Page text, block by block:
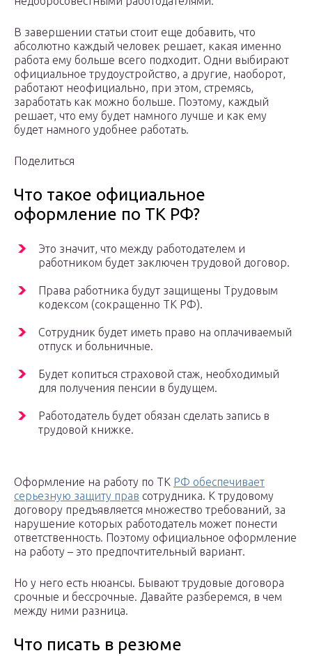
В завершении статьи стоит еще добавить, что
абсолютно каждый человек решает, какая именно
работа ему больше всего подходит. Одни выбирают
официальное трудоустройство, а другие, наоборот,
работают неофициально, при этом, стремясь,
заработать как можно больше. Поэтому, каждый
решает, что ему будет намного лучше и как ему
будет намного удобнее работать.
Поделиться
Что такое официальное
оформление по ТК РФ?
Это значит, что между работодателем и
работником будет заключен трудовой договор.
Права работника будут защищены Трудовым
кодексом (сокращенно ТК РФ).
Сотрудник будет иметь право на оплачиваемый
отпуск и больничные.
Будет копиться страховой стаж, необходимый
для получения пенсии в будущем.
Работодатель будет обязан сделать запись в
трудовой книжке.
Оформление на работу по ТК РФ обеспечивает
серьезную защиту прав сотрудника. К трудовому
договору предъявляется множество требований, за
нарушение которых работодатель может понести
ответственность. Поэтому официальное оформление
на работу – это предпочтительный вариант.
Но у него есть нюансы. Бывают трудовые договора
срочные и бессрочные. Давайте разберемся, в чем
между ними разница.
Что писать в резюме